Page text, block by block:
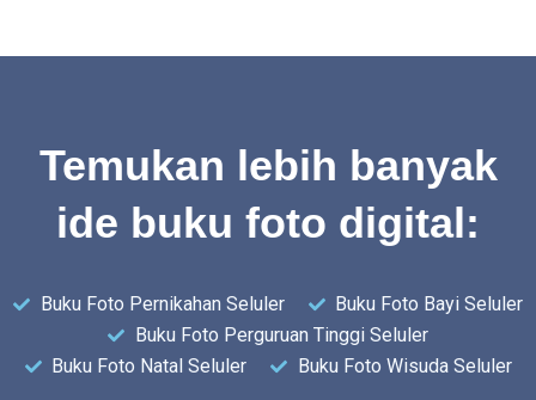
Temukan lebih banyak
ide buku foto digital:
Buku Foto Pernikahan Seluler
Buku Foto Bayi Seluler
Buku Foto Perguruan Tinggi Seluler
Buku Foto Natal Seluler
Buku Foto Wisuda Seluler